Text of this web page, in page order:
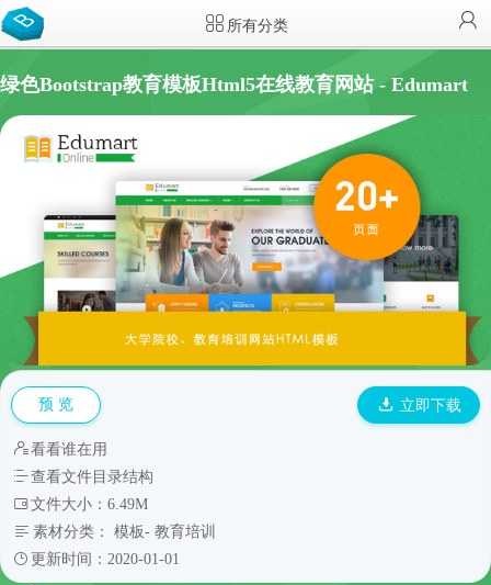
所有分类
绿色Bootstrap教育模板Html5在线教育网站 - Edumart
预 览 立即下载
看看谁在用
查看文件目录结构
文件大小：6.49M
素材分类： 模板- 教育培训
更新时间：2020-01-01